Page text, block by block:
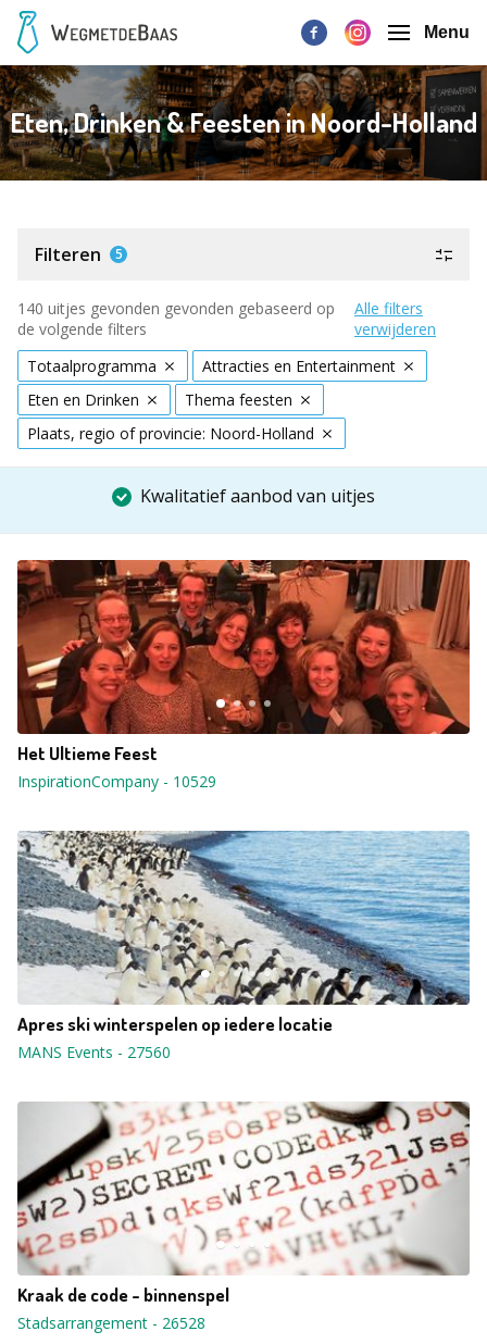
Menu
Eten, Drinken & Feesten in Noord-Holland
Filteren 5
140 uitjes gevonden gevonden gebaseerd op
de volgende filters
Alle filters
verwijderen
Totaalprogramma
Attracties en Entertainment
Eten en Drinken
Thema feesten
Plaats, regio of provincie: Noord-Holland
Kwalitatief aanbod van uitjes
Het Ultieme Feest
InspirationCompany - 10529
Apres ski winterspelen op iedere locatie
MANS Events - 27560
Kraak de code - binnenspel
Stadsarrangement - 26528